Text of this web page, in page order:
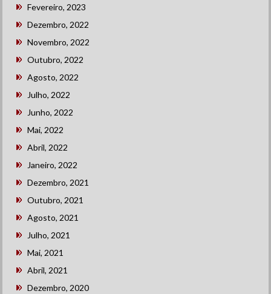
Fevereiro, 2023
Dezembro, 2022
Novembro, 2022
Outubro, 2022
Agosto, 2022
Julho, 2022
Junho, 2022
Mai, 2022
Abril, 2022
Janeiro, 2022
Dezembro, 2021
Outubro, 2021
Agosto, 2021
Julho, 2021
Mai, 2021
Abril, 2021
Dezembro, 2020